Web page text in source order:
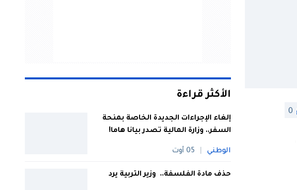
0
الأكثر قراءة
إلغاء الإجراءات الجديدة الخاصة بمنحة
السفر.. وزارة المالية تصدر بيانا هاما!
الوطني 05 أوت
حذف مادة الفلسفة.. وزير التربية يرد